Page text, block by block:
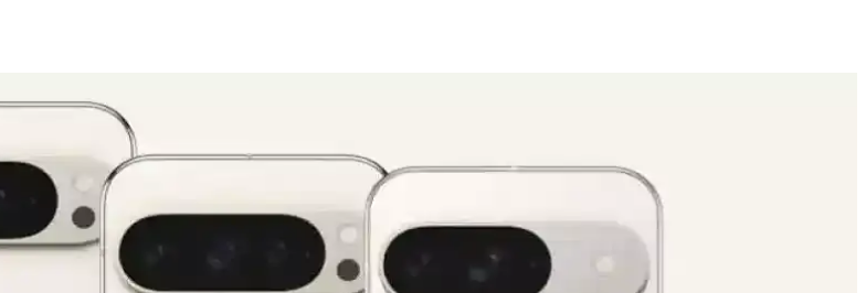
ve Yüksek Performans
öne çıkıyor. Güçlü A18 Bionic çip, uzun pil ömrü ve 5G desteğiyle üstün kullanıcı deneyimi sunar.
mümkün olabilir. Ancak teknik zorluklar ve gizlilik endişeleri önemli tartışma konuları olarak öne çıkıyor.
Akıllı Telefon